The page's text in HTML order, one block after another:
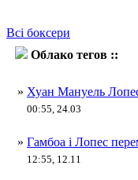
Всі боксери
Облако тегов ::
» Хуан Мануель
00:55, 24.03
» Гамбоа і Лопес
12:55, 12.11